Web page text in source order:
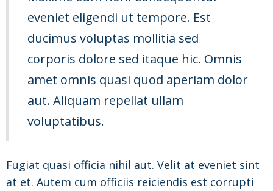
eveniet eligendi ut tempore. Est
ducimus voluptas mollitia sed
corporis dolore sed itaque hic. Omnis
amet omnis quasi quod aperiam dolor
aut. Aliquam repellat ullam
voluptatibus.
Fugiat quasi officia nihil aut. Velit at eveniet sint
at et. Autem cum officiis reiciendis est corrupti